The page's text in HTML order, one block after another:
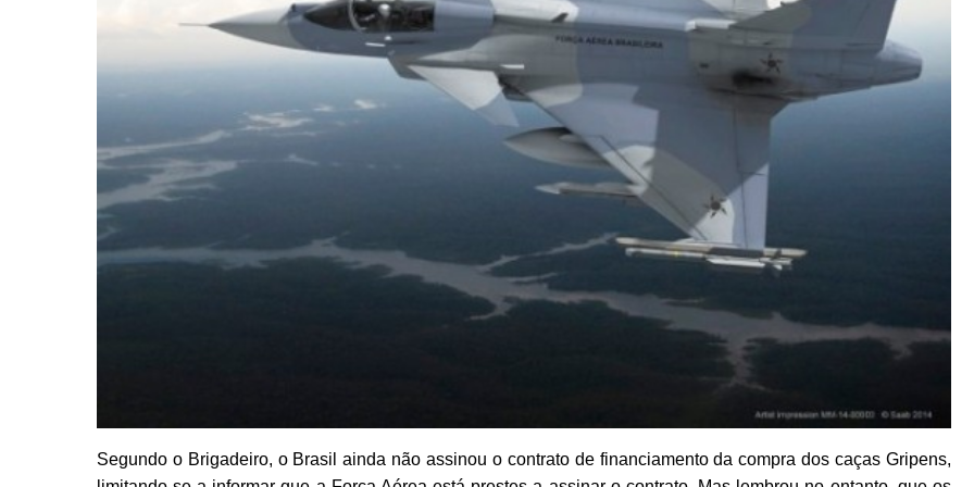
Segundo o Brigadeiro, o Brasil ainda não assinou o contrato de financiamento da compra dos caças Gripens,